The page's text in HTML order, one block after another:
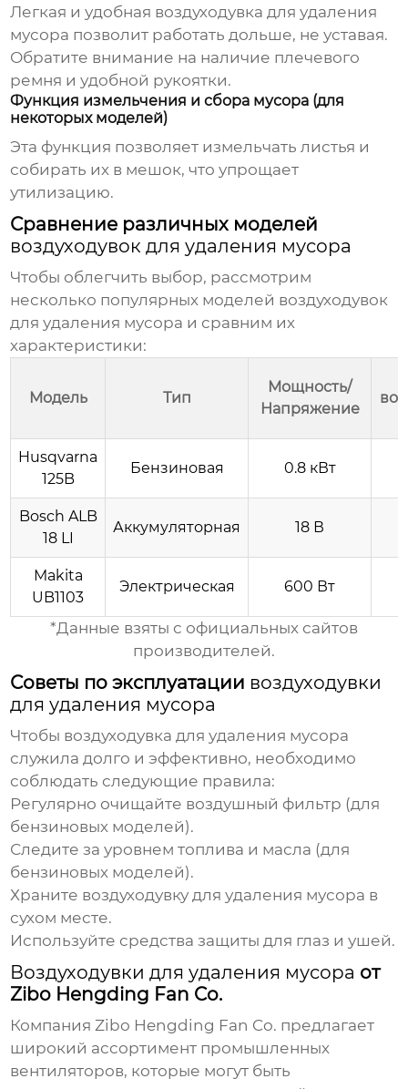
Легкая и удобная воздуходувка для удаления
мусора позволит работать дольше, не уставая.
Обратите внимание на наличие плечевого
ремня и удобной рукоятки.
Функция измельчения и сбора мусора (для
некоторых моделей)
Эта функция позволяет измельчать листья и
собирать их в мешок, что упрощает
утилизацию.
Сравнение различных моделей
воздуходувок для удаления мусора
Чтобы облегчить выбор, рассмотрим
несколько популярных моделей воздуходувок
для удаления мусора и сравним их
характеристики:
Модель Тип
Мощность/
Напряжение
Husqvarna
125B
Бензиновая 0.8 кВт
Bosch ALB
18 LI
Аккумуляторная 18 В
Makita
UB1103
Электрическая 600 Вт
*Данные взяты с официальных сайтов
производителей.
Советы по эксплуатации воздуходувки
для удаления мусора
Чтобы воздуходувка для удаления мусора
служила долго и эффективно, необходимо
соблюдать следующие правила:
Регулярно очищайте воздушный фильтр (для
бензиновых моделей).
Следите за уровнем топлива и масла (для
бензиновых моделей).
Храните воздуходувку для удаления мусора в
сухом месте.
Используйте средства защиты для глаз и ушей.
Воздуходувки для удаления мусора от
Zibo Hengding Fan Co.
КомпанияZibo Hengding Fan Co. предлагает
широкий ассортимент промышленных
вентиляторов, которые могут быть